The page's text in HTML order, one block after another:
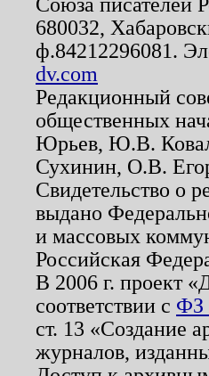
680032,
ф.84212296081.
dv.com
Редакционный
общественных
Юрьев, Ю.В.
Сухинин, О.В.
Свидетельство о
выдано
и массовых
Российская
В 2006 г. проект
соответствии с ФЗ
ст. 13 «Создание
журналов,